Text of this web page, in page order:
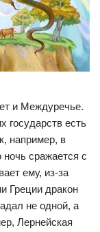
и Междуречье.
государств есть
например, в
сражается с
ему, из-за
Греции дракон
не одной, а
Лернейская